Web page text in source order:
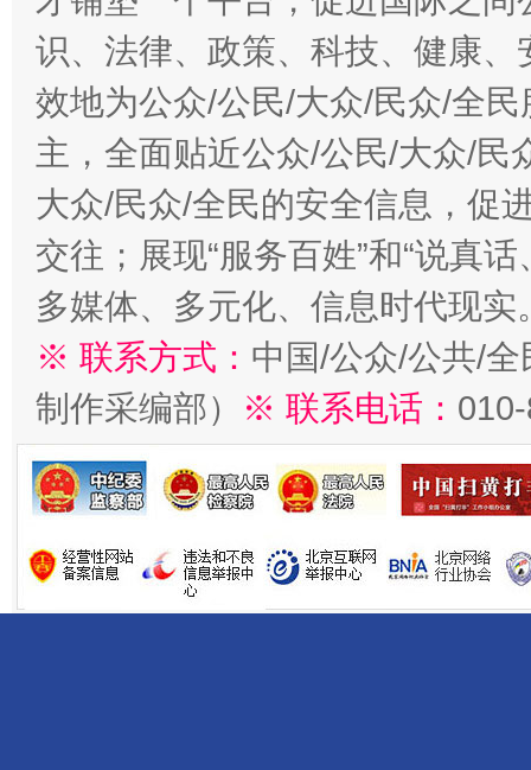
识、法律、政策、科技、健康
效地为公众/公民/大众/民众/全
主，全面贴近公众/公民/大众/民
大众/民众/全民的安全信息，促
交往；展现“服务百姓”和“说真
多媒体、多元化、信息时代现实
※ 联系方式： 中国/公众/公共/
制作采编部）
※ 联系电话：